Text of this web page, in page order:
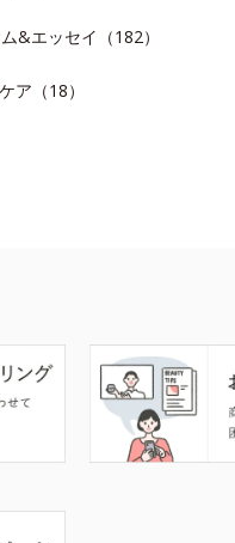
&エッセイ（182）
ア（18）